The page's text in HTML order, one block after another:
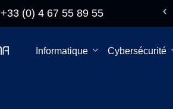
+33 (0) 4 67 55 89 55
Informatique Cybersécurité